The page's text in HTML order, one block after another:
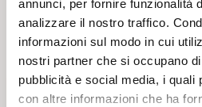
annunci, per fornire funzionalità
analizzare il nostro traffico.
informazioni sul modo in cui
nostri partner che si occupano
pubblicità e social media, i quali
con altre informazioni che ha
ALTRI EVENTI